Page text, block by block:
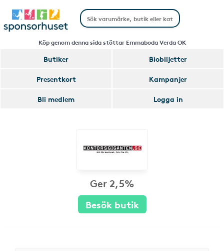
Köp genom denna sida stöttar Emmaboda Verda OK
Butiker
Biobiljetter
Presentkort
Kampanjer
Bli medlem
Logga in
Ger 2,5%
Besök butik